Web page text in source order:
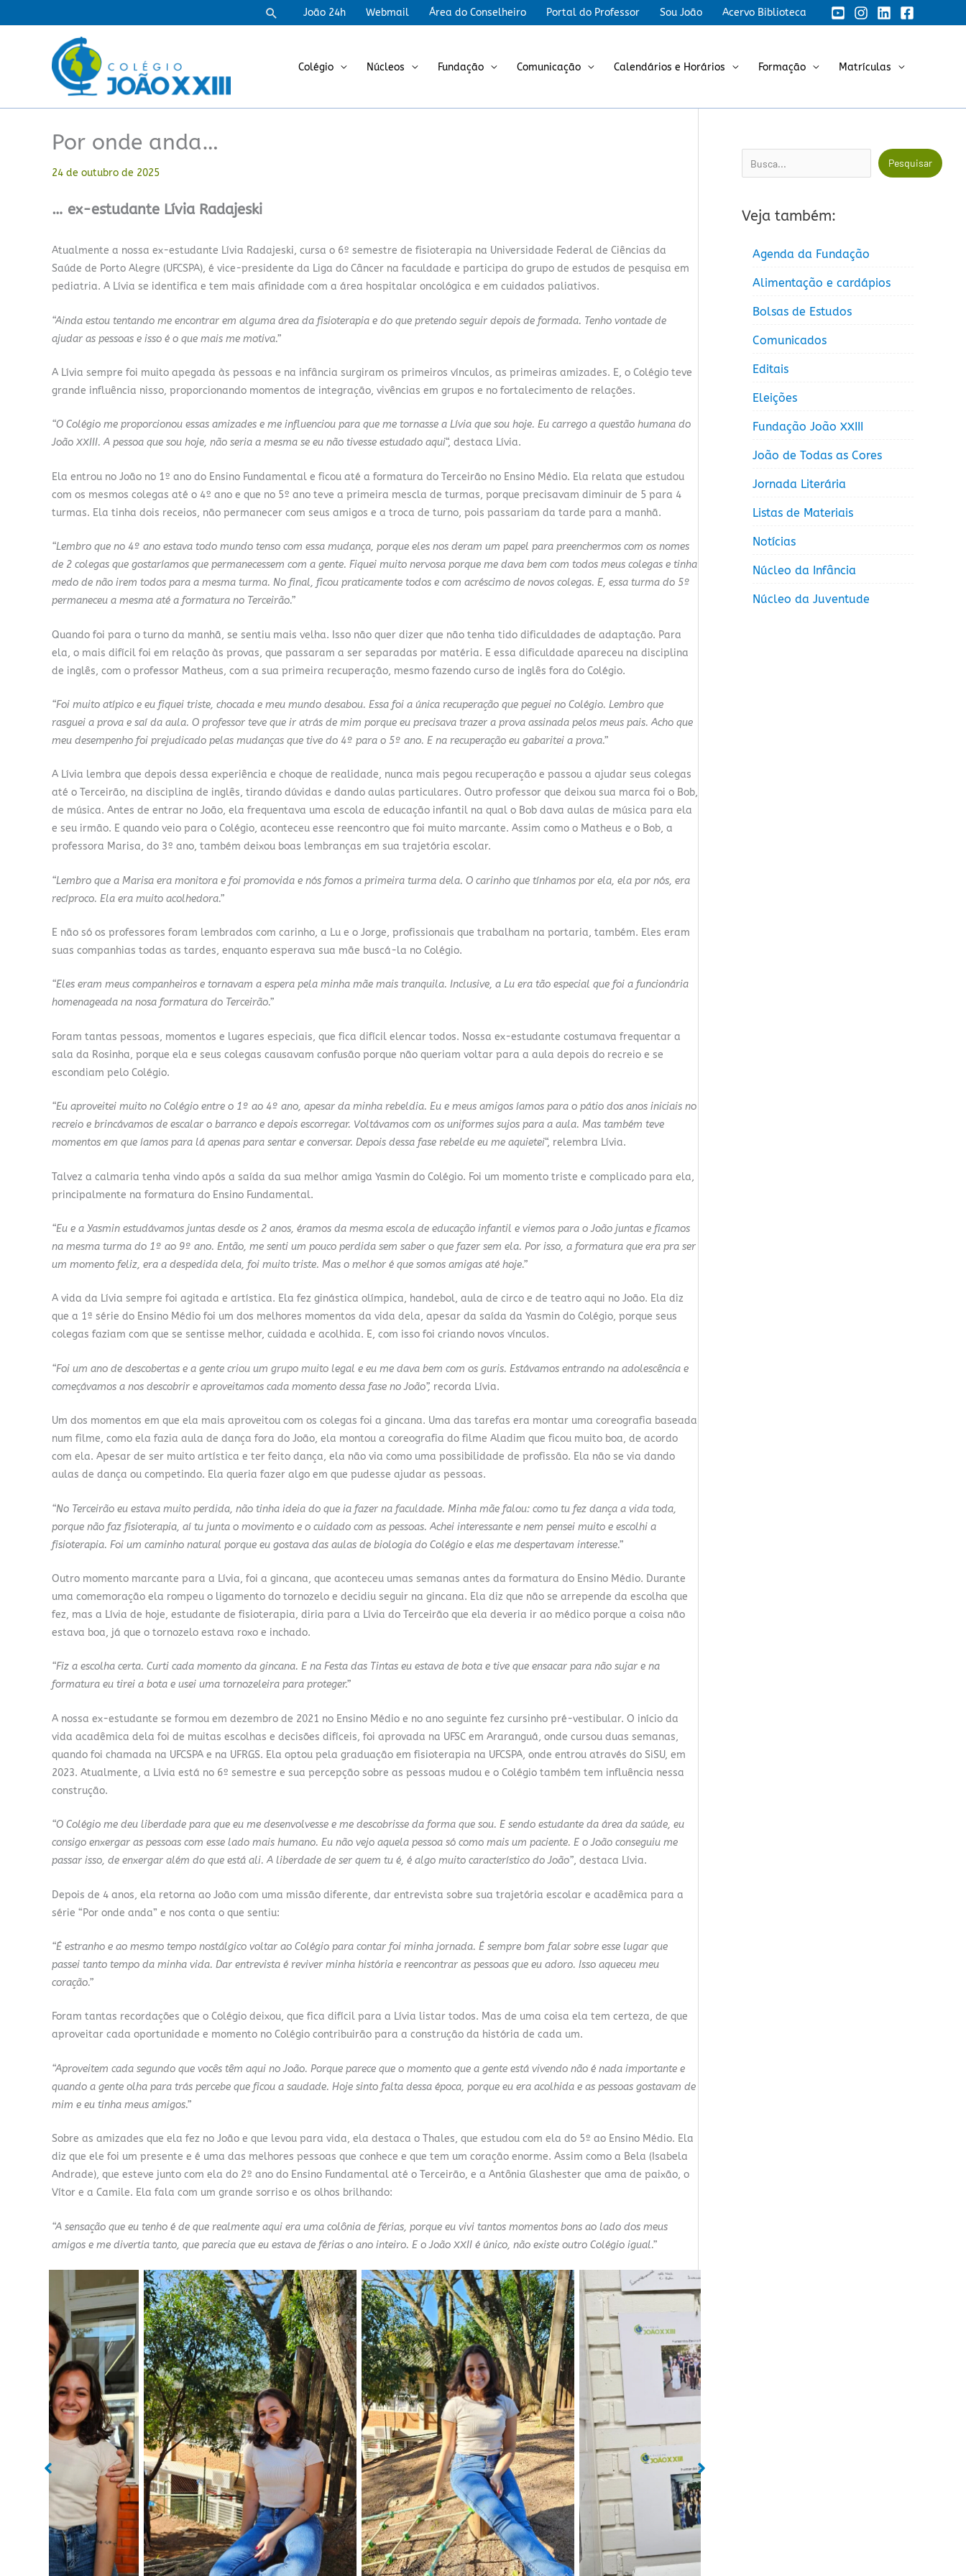
para
PesquisarJoão 24h Webmail Área do Conselheiro Portal do Professor Sou João Acervo Biblioteca
Colégio Núcleos Fundação Comunicação Calendários e Horários Formação Matrículas
Por onde anda…
24 de outubro de 2025
… ex-estudante Lívia Radajeski
Atualmente a nossa ex-estudante Lívia Radajeski, cursa o 6º semestre de fisioterapia na Universidade Federal de Ciências da
Saúde de Porto Alegre (UFCSPA), é vice-presidente da Liga do Câncer na faculdade e participa do grupo de estudos de pesquisa em
pediatria. A Lívia se identifica e tem mais afinidade com a área hospitalar oncológica e em cuidados paliativos.
“Ainda estou tentando me encontrar em alguma área da fisioterapia e do que pretendo seguir depois de formada. Tenho vontade de
ajudar as pessoas e isso é o que mais me motiva.”
A Lívia sempre foi muito apegada às pessoas e na infância surgiram os primeiros vínculos, as primeiras amizades. E, o Colégio teve
grande influência nisso, proporcionando momentos de integração, vivências em grupos e no fortalecimento de relações.
“O Colégio me proporcionou essas amizades e me influenciou para que me tornasse a Lívia que sou hoje. Eu carrego a questão humana do
João XXIII. A pessoa que sou hoje, não seria a mesma se eu não tivesse estudado aqui“, destaca Lívia.
Ela entrou no João no 1º ano do Ensino Fundamental e ficou até a formatura do Terceirão no Ensino Médio. Ela relata que estudou
com os mesmos colegas até o 4º ano e que no 5º ano teve a primeira mescla de turmas, porque precisavam diminuir de 5 para 4
turmas. Ela tinha dois receios, não permanecer com seus amigos e a troca de turno, pois passariam da tarde para a manhã.
“Lembro que no 4º ano estava todo mundo tenso com essa mudança, porque eles nos deram um papel para preenchermos com os nomes
de 2 colegas que gostaríamos que permanecessem com a gente. Fiquei muito nervosa porque me dava bem com todos meus colegas e tinha
medo de não irem todos para a mesma turma. No final, ficou praticamente todos e com acréscimo de novos colegas. E, essa turma do 5º
permaneceu a mesma até a formatura no Terceirão.”
Quando foi para o turno da manhã, se sentiu mais velha. Isso não quer dizer que não tenha tido dificuldades de adaptação. Para
ela, o mais difícil foi em relação às provas, que passaram a ser separadas por matéria. E essa dificuldade apareceu na disciplina
de inglês, com o professor Matheus, com a sua primeira recuperação, mesmo fazendo curso de inglês fora do Colégio.
“Foi muito atípico e eu fiquei triste, chocada e meu mundo desabou. Essa foi a única recuperação que peguei no Colégio. Lembro que
rasguei a prova e saí da aula. O professor teve que ir atrás de mim porque eu precisava trazer a prova assinada pelos meus pais. Acho que
meu desempenho foi prejudicado pelas mudanças que tive do 4º para o 5º ano. E na recuperação eu gabaritei a prova.”
A Lívia lembra que depois dessa experiência e choque de realidade, nunca mais pegou recuperação e passou a ajudar seus colegas
até o Terceirão, na disciplina de inglês, tirando dúvidas e dando aulas particulares. Outro professor que deixou sua marca foi o Bob,
de música. Antes de entrar no João, ela frequentava uma escola de educação infantil na qual o Bob dava aulas de música para ela
e seu irmão. E quando veio para o Colégio, aconteceu esse reencontro que foi muito marcante. Assim como o Matheus e o Bob, a
professora Marisa, do 3º ano, também deixou boas lembranças em sua trajetória escolar.
“Lembro que a Marisa era monitora e foi promovida e nós fomos a primeira turma dela. O carinho que tínhamos por ela, ela por nós, era
recíproco. Ela era muito acolhedora.”
E não só os professores foram lembrados com carinho, a Lu e o Jorge, profissionais que trabalham na portaria, também. Eles eram
suas companhias todas as tardes, enquanto esperava sua mãe buscá-la no Colégio.
“Eles eram meus companheiros e tornavam a espera pela minha mãe mais tranquila. Inclusive, a Lu era tão especial que foi a funcionária
homenageada na nosa formatura do Terceirão.”
Foram tantas pessoas, momentos e lugares especiais, que fica difícil elencar todos. Nossa ex-estudante costumava frequentar a
sala da Rosinha, porque ela e seus colegas causavam confusão porque não queriam voltar para a aula depois do recreio e se
escondiam pelo Colégio.
“Eu aproveitei muito no Colégio entre o 1º ao 4º ano, apesar da minha rebeldia. Eu e meus amigos íamos para o pátio dos anos iniciais no
recreio e brincávamos de escalar o barranco e depois escorregar. Voltávamos com os uniformes sujos para a aula. Mas também teve
momentos em que íamos para lá apenas para sentar e conversar. Depois dessa fase rebelde eu me aquietei“, relembra Lívia.
Talvez a calmaria tenha vindo após a saída da sua melhor amiga Yasmin do Colégio. Foi um momento triste e complicado para ela,
principalmente na formatura do Ensino Fundamental.
“Eu e a Yasmin estudávamos juntas desde os 2 anos, éramos da mesma escola de educação infantil e viemos para o João juntas e ficamos
na mesma turma do 1º ao 9º ano. Então, me senti um pouco perdida sem saber o que fazer sem ela. Por isso, a formatura que era pra ser
um momento feliz, era a despedida dela, foi muito triste. Mas o melhor é que somos amigas até hoje.”
A vida da Lívia sempre foi agitada e artística. Ela fez ginástica olímpica, handebol, aula de circo e de teatro aqui no João. Ela diz
que a 1ª série do Ensino Médio foi um dos melhores momentos da vida dela, apesar da saída da Yasmin do Colégio, porque seus
colegas faziam com que se sentisse melhor, cuidada e acolhida. E, com isso foi criando novos vínculos.
“Foi um ano de descobertas e a gente criou um grupo muito legal e eu me dava bem com os guris. Estávamos entrando na adolescência e
começávamos a nos descobrir e aproveitamos cada momento dessa fase no João”, recorda Lívia.
Um dos momentos em que ela mais aproveitou com os colegas foi a gincana. Uma das tarefas era montar uma coreografia baseada
num filme, como ela fazia aula de dança fora do João, ela montou a coreografia do filme Aladim que ficou muito boa, de acordo
com ela. Apesar de ser muito artística e ter feito dança, ela não via como uma possibilidade de profissão. Ela não se via dando
aulas de dança ou competindo. Ela queria fazer algo em que pudesse ajudar as pessoas.
“No Terceirão eu estava muito perdida, não tinha ideia do que ia fazer na faculdade. Minha mãe falou: como tu fez dança a vida toda,
porque não faz fisioterapia, aí tu junta o movimento e o cuidado com as pessoas. Achei interessante e nem pensei muito e escolhi a
fisioterapia. Foi um caminho natural porque eu gostava das aulas de biologia do Colégio e elas me despertavam interesse.”
Outro momento marcante para a Lívia, foi a gincana, que aconteceu umas semanas antes da formatura do Ensino Médio. Durante
uma comemoração ela rompeu o ligamento do tornozelo e decidiu seguir na gincana. Ela diz que não se arrepende da escolha que
fez, mas a Lívia de hoje, estudante de fisioterapia, diria para a Lívia do Terceirão que ela deveria ir ao médico porque a coisa não
estava boa, já que o tornozelo estava roxo e inchado.
“Fiz a escolha certa. Curti cada momento da gincana. E na Festa das Tintas eu estava de bota e tive que ensacar para não sujar e na
formatura eu tirei a bota e usei uma tornozeleira para proteger.”
A nossa ex-estudante se formou em dezembro de 2021 no Ensino Médio e no ano seguinte fez cursinho pré-vestibular. O início da
vida acadêmica dela foi de muitas escolhas e decisões difíceis, foi aprovada na UFSC em Araranguá, onde cursou duas semanas,
quando foi chamada na UFCSPA e na UFRGS. Ela optou pela graduação em fisioterapia na UFCSPA, onde entrou através do SiSU, em
2023. Atualmente, a Lívia está no 6º semestre e sua percepção sobre as pessoas mudou e o Colégio também tem influência nessa
construção.
“O Colégio me deu liberdade para que eu me desenvolvesse e me descobrisse da forma que sou. E sendo estudante da área da saúde, eu
consigo enxergar as pessoas com esse lado mais humano. Eu não vejo aquela pessoa só como mais um paciente. E o João conseguiu me
passar isso, de enxergar além do que está ali. A liberdade de ser quem tu é, é algo muito característico do João”, destaca Lívia.
Depois de 4 anos, ela retorna ao João com uma missão diferente, dar entrevista sobre sua trajetória escolar e acadêmica para a
série “Por onde anda” e nos conta o que sentiu:
“É estranho e ao mesmo tempo nostálgico voltar ao Colégio para contar foi minha jornada. É sempre bom falar sobre esse lugar que
passei tanto tempo da minha vida. Dar entrevista é reviver minha história e reencontrar as pessoas que eu adoro. Isso aqueceu meu
coração.”
Foram tantas recordações que o Colégio deixou, que fica difícil para a Lívia listar todos. Mas de uma coisa ela tem certeza, de que
aproveitar cada oportunidade e momento no Colégio contribuirão para a construção da história de cada um.
“Aproveitem cada segundo que vocês têm aqui no João. Porque parece que o momento que a gente está vivendo não é nada importante e
quando a gente olha para trás percebe que ficou a saudade. Hoje sinto falta dessa época, porque eu era acolhida e as pessoas gostavam de
mim e eu tinha meus amigos.”
Sobre as amizades que ela fez no João e que levou para vida, ela destaca o Thales, que estudou com ela do 5º ao Ensino Médio. Ela
diz que ele foi um presente e é uma das melhores pessoas que conhece e que tem um coração enorme. Assim como a Bela (Isabela
Andrade), que esteve junto com ela do 2º ano do Ensino Fundamental até o Terceirão, e a Antônia Glashester que ama de paixão, o
Vítor e a Camile. Ela fala com um grande sorriso e os olhos brilhando:
“A sensação que eu tenho é de que realmente aqui era uma colônia de férias, porque eu vivi tantos momentos bons ao lado dos meus
amigos e me divertia tanto, que parecia que eu estava de férias o ano inteiro. E o João XXII é único, não existe outro Colégio igual.”
Sem legenda Sem legenda Sem legenda
Pesquisar Pesquisar
Veja também:
Agenda da Fundação
Alimentação e cardápios
Bolsas de Estudos
Comunicados
Editais
Eleições
Fundação João XXIII
João de Todas as Cores
Jornada Literária
Listas de Materiais
Notícias
Núcleo da Infância
Núcleo da Juventude